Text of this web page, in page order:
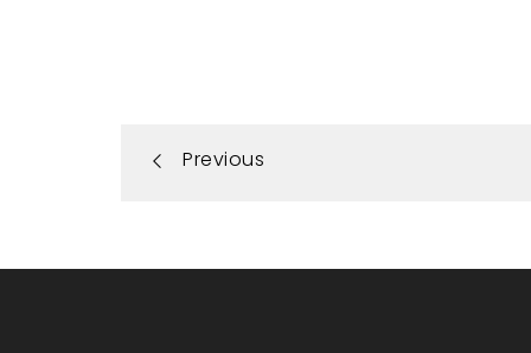
Portfolio
navigation
Previous